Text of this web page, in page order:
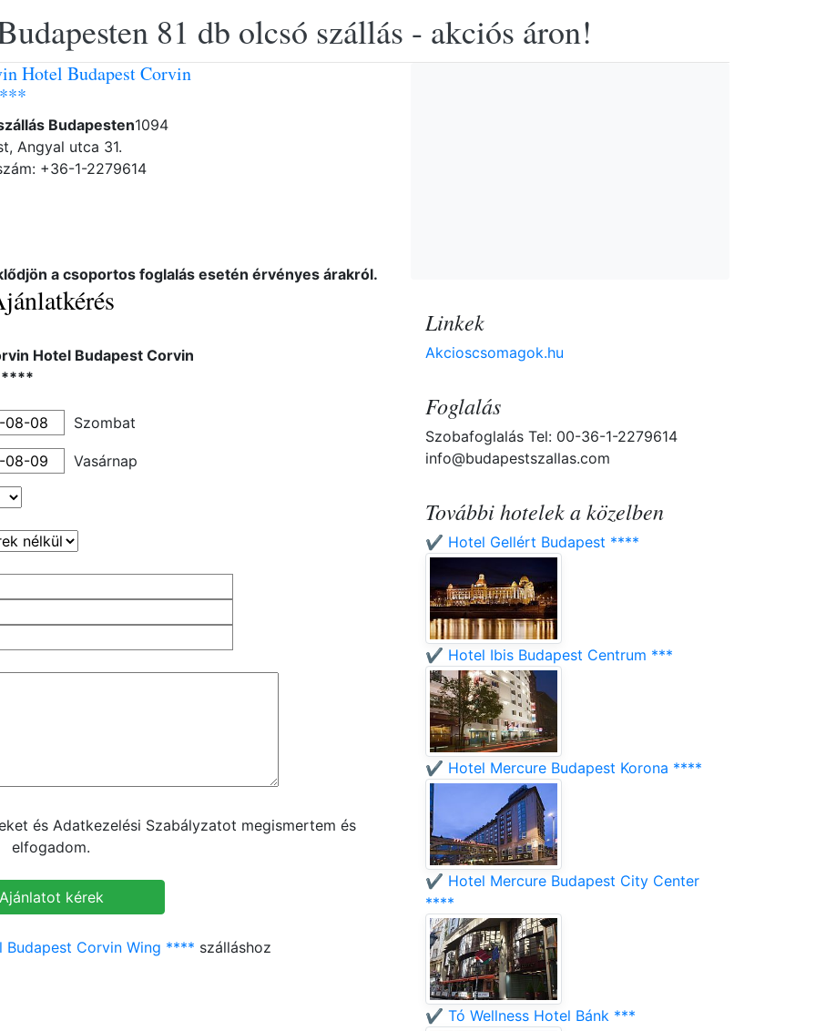
81 db olcsó szállás - akciós áron!
Hotel Budapest Corvin
Budapesten1094
Angyal utca 31.
+36-1-2279614
a csoportos foglalás esetén érvényes árakról.
Hotel Budapest Corvin
****
Szombat
Vasárnap
és Adatkezelési Szabályzatot megismertem és
elfogadom.
Corvin Wing **** szálláshoz
Linkek
Akcioscsomagok.hu
Foglalás
Szobafoglalás Tel: 00-36-1-2279614
info@budapestszallas.com
További hotelek a közelben
✔️ Hotel Gellért Budapest ****
✔️ Hotel Ibis Budapest Centrum ***
✔️ Hotel Mercure Budapest Korona ****
✔️ Hotel Mercure Budapest City Center
****
✔️ Tó Wellness Hotel Bánk ***